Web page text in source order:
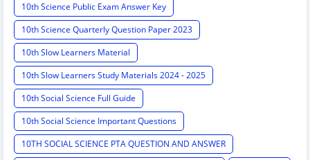
10th Science Public Exam Answer Key
10th Science Quarterly Question Paper 2023
10th Slow Learners Material
10th Slow Learners Study Materials 2024 - 2025
10th Social Science Full Guide
10th Social Science Important Questions
10TH SOCIAL SCIENCE PTA QUESTION AND ANSWER